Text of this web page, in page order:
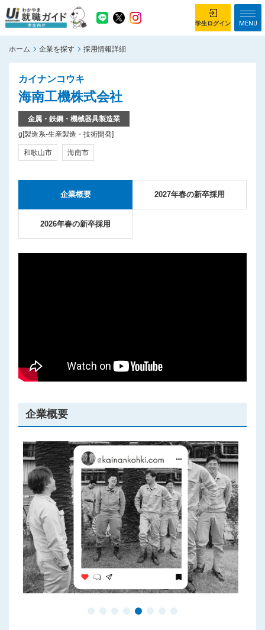
ホーム
がっつり就業体験コース
イベント情報
お知らせ
総合トップページ
ちょこっと仕事体験コース トップ
学生ログイン MENU
ホーム 企業を探す 採用情報詳細
カイナンコウキ
海南工機株式会社
金属・鉄鋼・機械器具製造業
g[製造系-生産製造・技術開発]
和歌山市 海南市
企業概要 2027年春の新卒採用
2026年春の新卒採用
企業概要